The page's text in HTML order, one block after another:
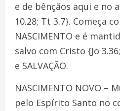
e de bênçãos aqui e no
10.28; Tt 3.7}. Começa
NASCIMENTO e é
salvo com Cristo {Jo
e SALVAÇÃO.
NASCIMENTO NOVO –
pelo Espírito Santo no